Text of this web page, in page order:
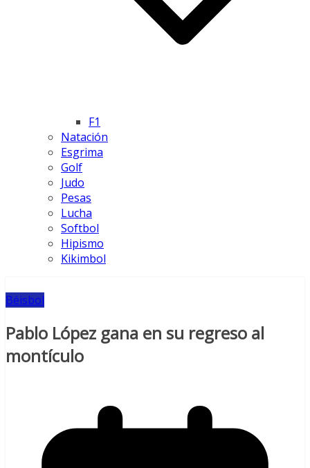
F1
Natación
Esgrima
Golf
Judo
Pesas
Lucha
Softbol
Hipismo
Kikimbol
Béisbol
Pablo López gana en su regreso al
montículo